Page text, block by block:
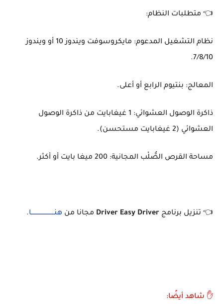
👈 متطلبات النظام:
نظام التشغيل المدعوم: مايكروسوفت ويندوز 10 أو ويندوز
7/8/10.
المعالج: بنتيوم الرابع أو أعلى.
ذاكرة الوصول العشوائي: 1 غيغابايت من ذاكرة الوصول
العشوائي (2 غيغابايت مستحسن).
مساحة القرص الصُّلْب المجانية: 200 ميغا بايت أو أكثر.
👈 تنزيل برنامج Driver Easy Driver مجانا من هنـــــــــــــــــــــــا.
✋ شاهد أيضًا: